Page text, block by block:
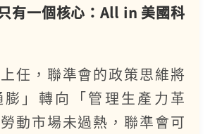
有一個核心：All in 美國科
任，聯準會的政策思維將
」轉向「管理生產力革
動市場未過熱，聯準會可